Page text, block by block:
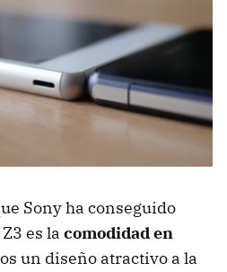
Sony ha conseguido
es la comodidad en
un diseño atractivo a la